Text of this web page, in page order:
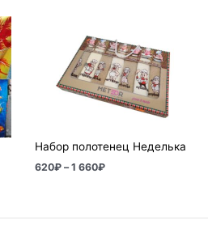
Набор полотенец Неделька
620₽ – 1 660₽
620₽
–
1
660₽